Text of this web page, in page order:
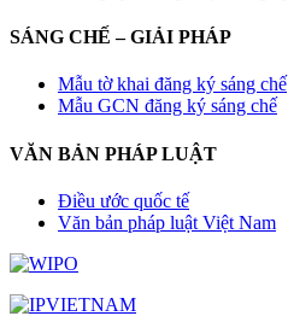
SÁNG CHẾ – GIẢI PHÁP
Mẫu tờ khai đăng ký sáng chế
Mẫu GCN đăng ký sáng chế
VĂN BẢN PHÁP LUẬT
Điều ước quốc tế
Văn bản pháp luật Việt Nam